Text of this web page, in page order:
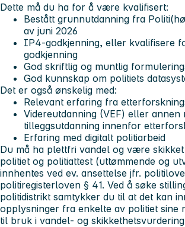
Dette må du ha for å være kvalifisert:
Bestått grunnutdanning fra
av juni 2026
IP4-godkjenning, eller kvalifisere
godkjenning
God skriftlig og muntlig
God kunnskap om politiets
Det er også ønskelig med:
Relevant erfaring fra
Videreutdanning (VEF) eller annen
tilleggsutdanning innenfor
Erfaring med digitalt politiarbeid
Du må ha plettfri vandel og være
politiet og politiattest (uttømmende og
innhentes ved ev. ansettelse jfr.
politiregisterloven § 41. Ved å søke
politidistrikt samtykker du til at det kan
opplysninger fra enkelte av politiet sine
til bruk i vandel- og